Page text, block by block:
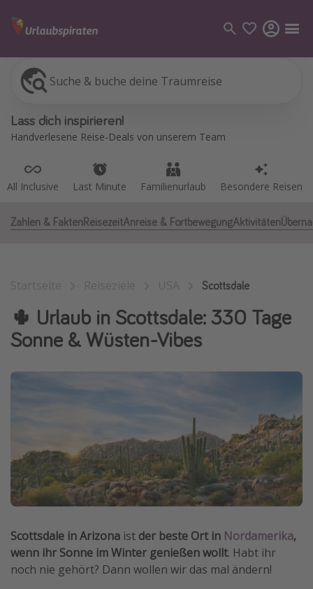
Suche & buche deine Traumreise
Lass dich inspirieren!
Handverlesene Reise-Deals von unserem Team
All Inclusive Last Minute Familienurlaub Besondere Reisen
All Inclusive
Flüge
Pauschalreisen
Gozo Urlaub
Normandie Urlaub
St. Lucia Urlaub
Sri Lanka Rundreise
Japan Rundreise
Reisethemen
Alle Reisethemen
Wellnessurlaub
Zahlen & FaktenReisezeitAnreise & FortbewegungAktivitäten
Scottsdale
🌵 Urlaub in Scottsdale: 330 Tage
Sonne & Wüsten-Vibes
Scottsdale in Arizona ist der beste Ort in Nordamerika,
wenn ihr Sonne im Winter genießen wollt. Habt ihr
noch nie gehört? Dann wollen wir das mal ändern!